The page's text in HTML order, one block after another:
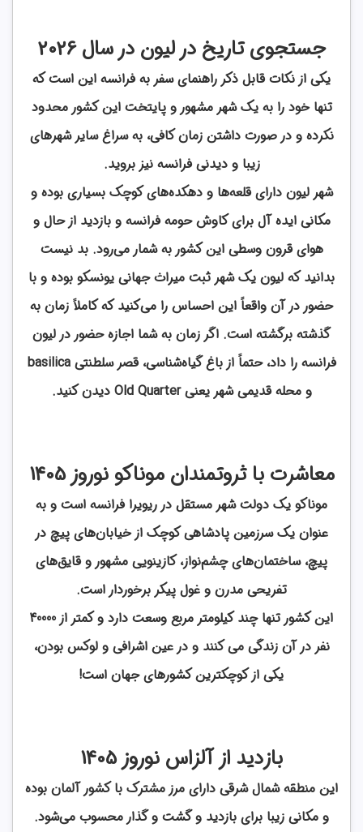
جستجوی تاریخ در لیون در سال 2026
یکی از نکات قابل ذکر راهنمای سفر به فرانسه این است که
تنها خود را به یک شهر مشهور و پایتخت این کشور محدود
نکرده و در صورت داشتن زمان کافی، به سراغ سایر شهرهای
زیبا و دیدنی فرانسه نیز بروید.
شهر لیون دارای قلعه‌ها و دهکده‌های کوچک بسیاری بوده و
مکانی ایده آل برای کاوش حومه فرانسه و بازدید از حال و
هوای قرون وسطی این کشور به شمار می‌رود. بد نیست
بدانید که لیون یک شهر ثبت میراث جهانی یونسکو بوده و با
حضور در آن واقعاً این احساس را می‌کنید که کاملاً زمان به
گذشته برگشته است. اگر زمان به شما اجازه حضور در لیون
فرانسه را داد، حتماً از باغ گیاه‌شناسی، قصر سلطنتی basilica
و محله قدیمی شهر یعنی Old Quarter دیدن کنید.
معاشرت با ثروتمندان موناکو نوروز 1405
موناکو یک دولت شهر مستقل در ریویرا فرانسه است و به
عنوان یک سرزمین پادشاهی کوچک از خیابان‌های پیچ در
پیچ، ساختمان‌های چشم‌نواز، کازینویی مشهور و قایق‌های
تفریحی مدرن و غول پیکر برخوردار است.
این کشور تنها چند کیلومتر مربع وسعت دارد و کمتر از 40000
نفر در آن زندگی می کنند و در عین اشرافی و لوکس بودن،
یکی از کوچکترین کشورهای جهان است!
بازدید از آلزاس نوروز 1405
این منطقه شمال شرقی دارای مرز مشترک با کشور آلمان بوده
و مکانی زیبا برای بازدید و گشت و گذار محسوب می‌شود.